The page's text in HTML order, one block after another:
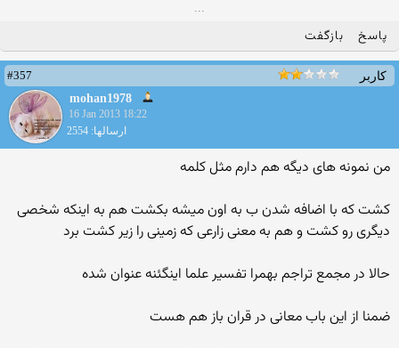
...
پاسخ بازگفت
کاربر
#357
mohan1978
16 Jan 2013 18:22
ارسالها: 2554
من نمونه های دیگه هم دارم مثل کلمه
کشت که با اضافه شدن ب به اون میشه بکشت هم به اینکه شخصی
دیگری رو کشت و هم به معنی زارعی که زمینی را زیر کشت برد
حالا در مجمع تراجم بهمرا تفسیر علما اینگئنه عنوان شده
ضمنا از این باب معانی در قران باز هم هست